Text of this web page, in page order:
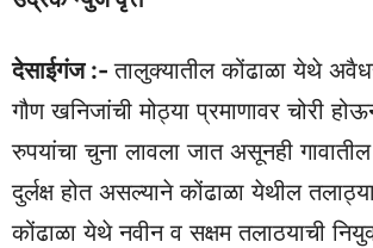
देसाईगंज :-तालुक्यातील कोंढाळा येथे
गौण खनिजांची मोठ्या प्रमाणावर चोरी
रुपयांचा चुना लावला जात असूनही
दुर्लक्ष होत असल्याने कोंढाळा येथील
कोंढाळा येथे नवीन व सक्षम तलाठयाची